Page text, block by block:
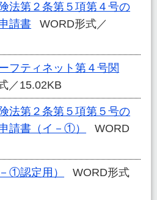
法第２条第５項第４号の
請書
WORD形式／
フティネット第４号関
／15.02KB
法第２条第５項第５号の
請書（イ－①）
WORD
①認定用）
WORD形式